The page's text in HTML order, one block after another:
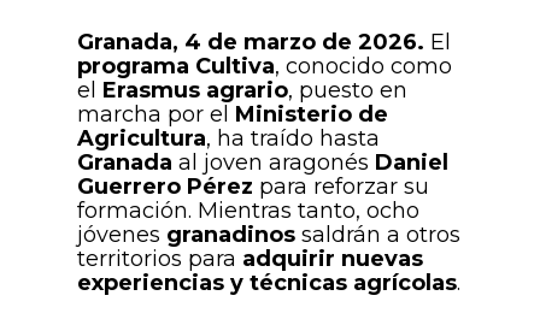
Granada, 4 de marzo de 2026. El
programa Cultiva, conocido como
el Erasmus agrario, puesto en
marcha por el Ministerio de
Agricultura, ha traído hasta
Granada al joven aragonés Daniel
Guerrero Pérez para reforzar su
formación. Mientras tanto, ocho
jóvenes granadinos saldrán a otros
territorios para adquirir nuevas
experiencias y técnicas agrícolas.